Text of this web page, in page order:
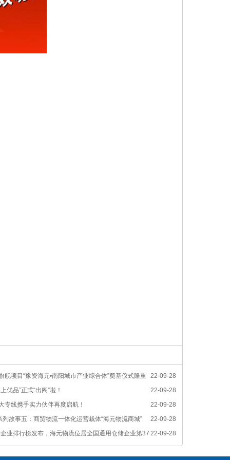
22-09-28
舰项目“豫资海元•南阳城市产业综合体”奠基仪式隆重
22-09-28
品”正式“出阁”啦！
22-09-28
专线携手实力伙伴再度启航！
22-09-28
列故事五：商贸物流一体化运营栽体“海元物流商城”
22-09-28
业排行榜发布，海元物流位居全国通用仓储企业第37
企业第19名